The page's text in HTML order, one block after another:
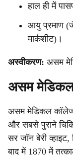
हाल ही में
आयु प्रमाण
मार्कशीट)।
अस्वीकरण: असम
असम
असम मेडिकल कॉलेज,
और सबसे पुराने
सर जॉन बेरी
बाद में 1870 में